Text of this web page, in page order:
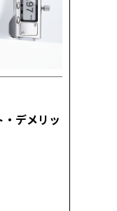
デメリッ